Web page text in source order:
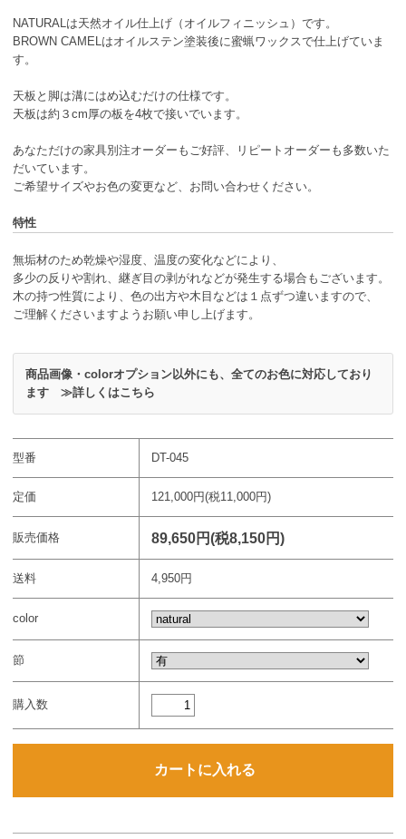
NATURALは天然オイル仕上げ（オイルフィニッシュ）です。
BROWN CAMELはオイルステン塗装後に蜜蝋ワックスで仕上げていま
す。
天板と脚は溝にはめ込むだけの仕様です。
天板は約３cm厚の板を4枚で接いでいます。
あなただけの家具別注オーダーもご好評、リピートオーダーも多数いた
だいています。
ご希望サイズやお色の変更など、お問い合わせください。
特性
無垢材のため乾燥や湿度、温度の変化などにより、
多少の反りや割れ、継ぎ目の剥がれなどが発生する場合もございます。
木の持つ性質により、色の出方や木目などは１点ずつ違いますので、
ご理解くださいますようお願い申し上げます。
商品画像・colorオプション以外にも、全てのお色に対応しており
ます ≫詳しくはこちら
型番 DT-045
定価 121,000円(税11,000円)
販売価格 89,650円(税8,150円)
送料 4,950円
color
節
購入数